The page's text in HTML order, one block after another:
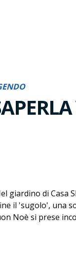
giardino di Casa
il 'sugolo', una
Noè si prese